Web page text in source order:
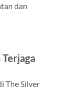
dan
The Silver